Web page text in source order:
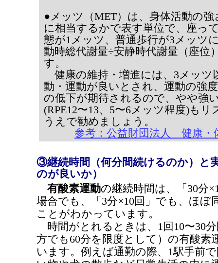
●メッツ（MET）は、身体活動の
に相当するかで表す単位で、座っ
態が1メッツ、普通歩行が3メッツ
動時総代謝量÷安静時代謝量（座位
す。
健康の維持・増進には、3メッツ
動・運動が良いとされ、運動の強
の低下が期待されるので、やや強
(RPE12〜13、5〜6メッツ程度)も
うえで勧めましょう。
参考：公益財団法人 健康・
③継続時間（何分間続けるのか）と
のが良いか）
有酸素運動の継続時間は、「30分
場合でも、「3分×10回」でも、ほぼ
ことがわかっています。
時間がとれるときは、1回10〜30
方でも60分を限度として）の有酸素
います。例えば通勤の際、1駅手前